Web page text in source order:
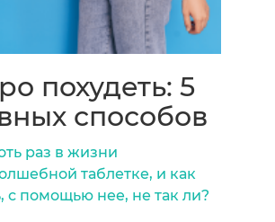
похудеть: 5
способов
раз в жизни
таблетке, и как
с помощью нее, не так ли?